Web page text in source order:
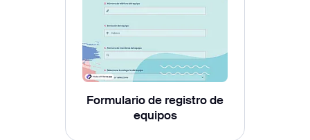
Formulario de registro de
equipos